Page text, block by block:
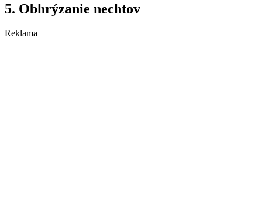
5. Obhrýzanie nechtov
Reklama